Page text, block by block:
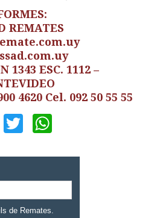
REMATES
1343 ESC. 1112 –
4620 Cel. 092 50 55 55
Facebook
Twitter
de Remates.